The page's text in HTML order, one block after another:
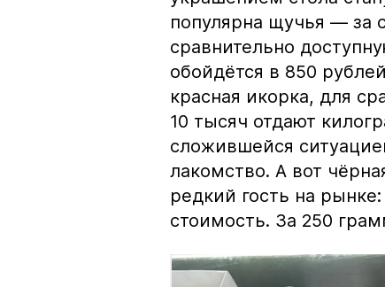
популярна щучья — за
сравнительно
обойдётся в 850
красная икорка, для
10 тысяч отдают
сложившейся
лакомство. А вот
редкий гость на
стоимость. За 250